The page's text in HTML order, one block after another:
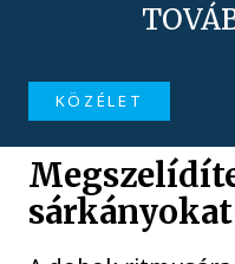
KÖZÉLET
sárkányokat